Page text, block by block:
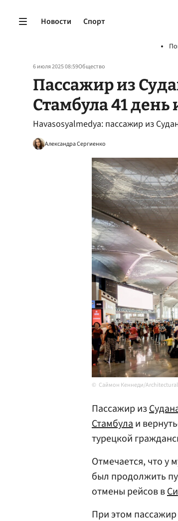
Новости Спорт
6 июля 2025 08:59Общество
Пассажир из
Стамбула 41
Havasosyalmedya: пассажир из
Александра Сергиенко
Саймон Кеннеди/
Пассажир из
Стамбулаи
турецкой
Отмечается, что у
был продолжить
отмены рейсов в
При этом пассажир